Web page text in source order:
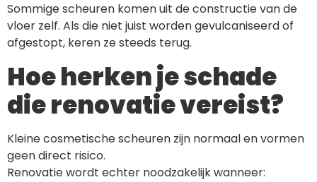
Sommige scheuren komen uit de constructie van de
vloer zelf. Als die niet juist worden gevulcaniseerd of
afgestopt, keren ze steeds terug.
Hoe herken je schade
die renovatie vereist?
Kleine cosmetische scheuren zijn normaal en vormen
geen direct risico.
Renovatie wordt echter noodzakelijk wanneer: